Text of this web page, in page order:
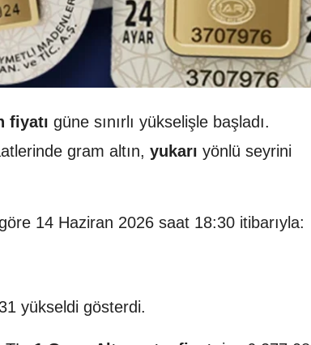
fiyatı güne sınırlı yükselişle başladı.
gram altın, yukarı yönlü seyrini
14 Haziran 2026 saat 18:30 itibarıyla:
yükseldi gösterdi.